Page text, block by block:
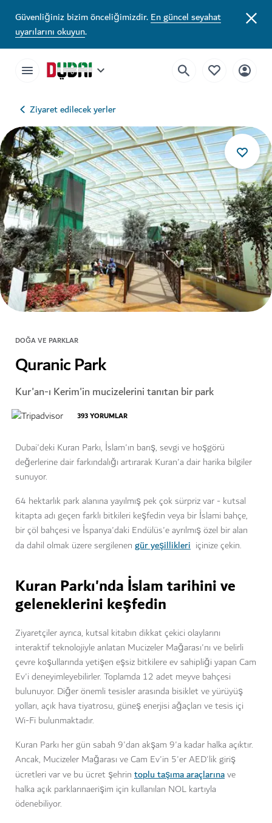
Güvenliğiniz bizim önceliğimizdir.En güncel seyahat
uyarılarını okuyun.
Ziyaret edilecek yerler
DOĞA VE PARKLAR
Quranic Park
Kur'an-ı Kerim'in mucizelerini tanıtan bir park
393YORUMLAR
Dubai'deki Kuran Parkı, İslam'ın barış, sevgi ve hoşgörü
değerlerine dair farkındalığı artırarak Kuran'a dair harika bilgiler
sunuyor.
64 hektarlık park alanına yayılmış pek çok sürpriz var - kutsal
kitapta adı geçen farklı bitkileri keşfedin veya bir İslami bahçe,
bir çöl bahçesi ve İspanya'daki Endülüs'e ayrılmış özel bir alan
da dahil olmak üzere sergilenen gür yeşillikleri içinize çekin.
Kuran Parkı'nda İslam tarihini ve
geleneklerini keşfedin
Ziyaretçiler ayrıca, kutsal kitabın dikkat çekici olaylarını
interaktif teknolojiyle anlatan Mucizeler Mağarası'nı ve belirli
çevre koşullarında yetişen eşsiz bitkilere ev sahipliği yapan Cam
Ev'i deneyimleyebilirler. Toplamda 12 adet meyve bahçesi
bulunuyor. Diğer önemli tesisler arasında bisiklet ve yürüyüş
yolları, açık hava tiyatrosu, güneş enerjisi ağaçları ve tesis içi
Wi-Fi bulunmaktadır.
Kuran Parkı her gün sabah 9'dan akşam 9'a kadar halka açıktır.
Ancak, Mucizeler Mağarası ve Cam Ev'in 5'er AED'lik giriş
ücretleri var ve bu ücret şehrin toplu taşıma araçlarınave
halka açık parklarınaerişim için kullanılan NOL kartıyla
ödenebiliyor.